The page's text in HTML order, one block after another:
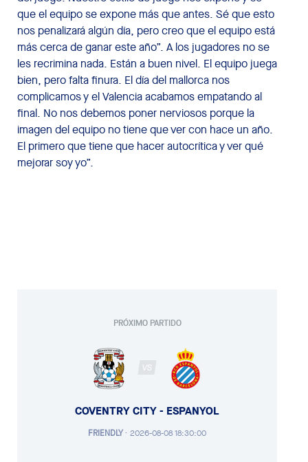
que el equipo se expone más que antes. Sé que esto
nos penalizará algún día, pero creo que el equipo está
más cerca de ganar este año”. A los jugadores no se
les recrimina nada. Están a buen nivel. El equipo juega
bien, pero falta finura. El día del mallorca nos
complicamos y el Valencia acabamos empatando al
final. No nos debemos poner nerviosos porque la
imagen del equipo no tiene que ver con hace un año.
El primero que tiene que hacer autocrítica y ver qué
mejorar soy yo”.
PRÓXIMO PARTIDO
VS
COVENTRY CITY - ESPANYOL
FRIENDLY· 2026-08-08 18:30:00